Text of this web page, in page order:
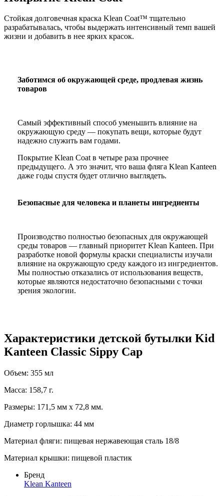
Стойкая долговечная краска Klean Coat™ тщательно
разрабатывалась, чтобы выдержать интенсивный темп вашей
жизни и добавить в нее ярких красок.
Заботимся об окружающей среде, продлевая жизнь
товаров
Самый эффективный способ уменьшить влияние на
окружающую среду — покупать вещи, которые будут
надежно служить вам годами.
Покрытие Klean Coat в четыре раза прочнее
предыдущего. А это значит, что ваша фляга Klean Kanteen
даже годы спустя будет отлично выглядеть.
Безопасные для человека и планеты ингредиенты
Производство полностью безопасных для окружающей
среды товаров — главный приоритет Klean Kanteen. При
разработке новой формулы краски специалисты изучали
влияние на окружающую среду каждого из ингредиентов.
Мы полностью отказались от использования веществ,
которые являются недостаточно безопасными с точки
зрения экологии.
Характеристики детской бутылки Kid
Kanteen Classic Sippy Cap
Объем: 355 мл
Масса: 158,7 г.
Размеры: 171,5 мм х 72,8 мм.
Диаметр горлышка: 44 мм
Материал фляги: пищевая нержавеющая сталь 18/8
Материал крышки: пищевой пластик
Бренд
Klean Kanteen